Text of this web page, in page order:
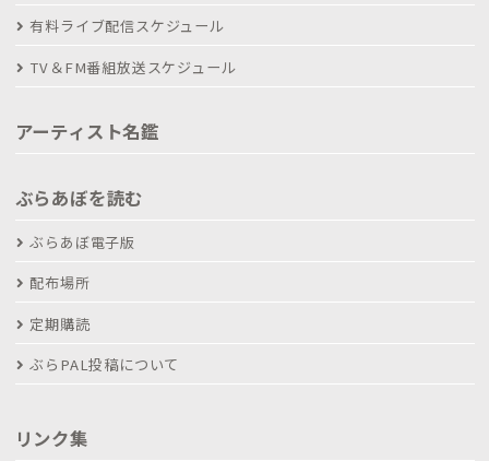
有料ライブ配信スケジュール
TV＆FM番組放送スケジュール
アーティスト名鑑
ぶらあぼを読む
ぶらあぼ電子版
配布場所
定期購読
ぶらPAL投稿について
リンク集